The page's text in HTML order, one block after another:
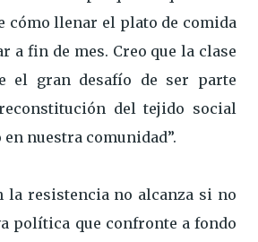
cómo llenar el plato de comida
a fin de mes. Creo que la clase
el gran desafío de ser parte
del tejido social
nuestra comunidad”.
la resistencia no alcanza si no
política que confronte a fondo